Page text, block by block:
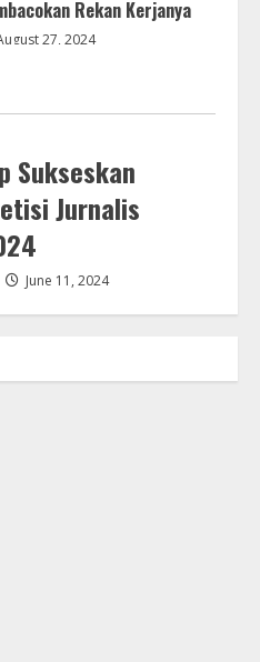
Rekan Kerjanya
27, 2024
Sukseskan
Jurnalis
June 11, 2024